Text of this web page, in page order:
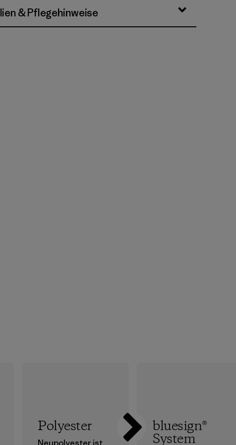
& Pflegehinweise
Polyester bluesign®
System